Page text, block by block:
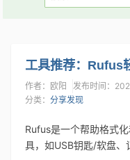
工具推荐：Rufus
作者：欧阳 发布时间：
分类： 分享发现
Rufus是一个帮助格式
具，如USB钥匙/软盘、